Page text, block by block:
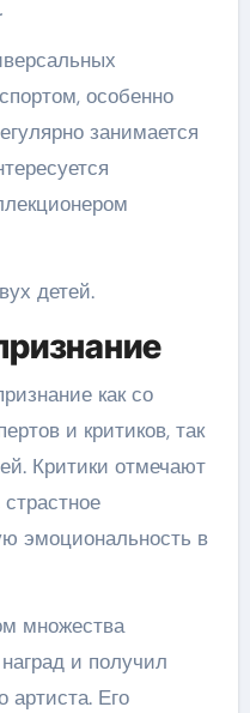
особенно
занимается
детей.
как со
и критиков, так
Критики отмечают
эмоциональность в
множества
и получил
артиста. Его